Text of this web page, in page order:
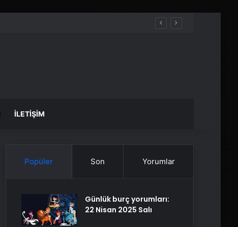
İLETIŞIM
Popüler Son Yorumlar
Günlük burç yorumları:
22 Nisan 2025 Salı